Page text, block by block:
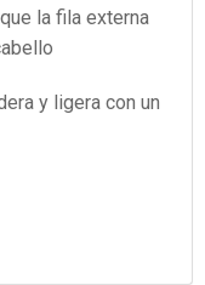
la fila externa
y ligera con un